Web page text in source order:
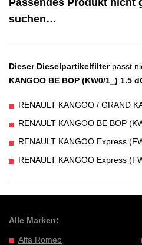
suchen…
Dieser Dieselpartikelfilterpasst
KANGOO BE BOP (KW0/1_) 1.5
RENAULT KANGOO / GRAND
RENAULT KANGOO BE BOP
RENAULT KANGOO Express
RENAULT KANGOO Express
Alle Marken:
Alfa Romeo